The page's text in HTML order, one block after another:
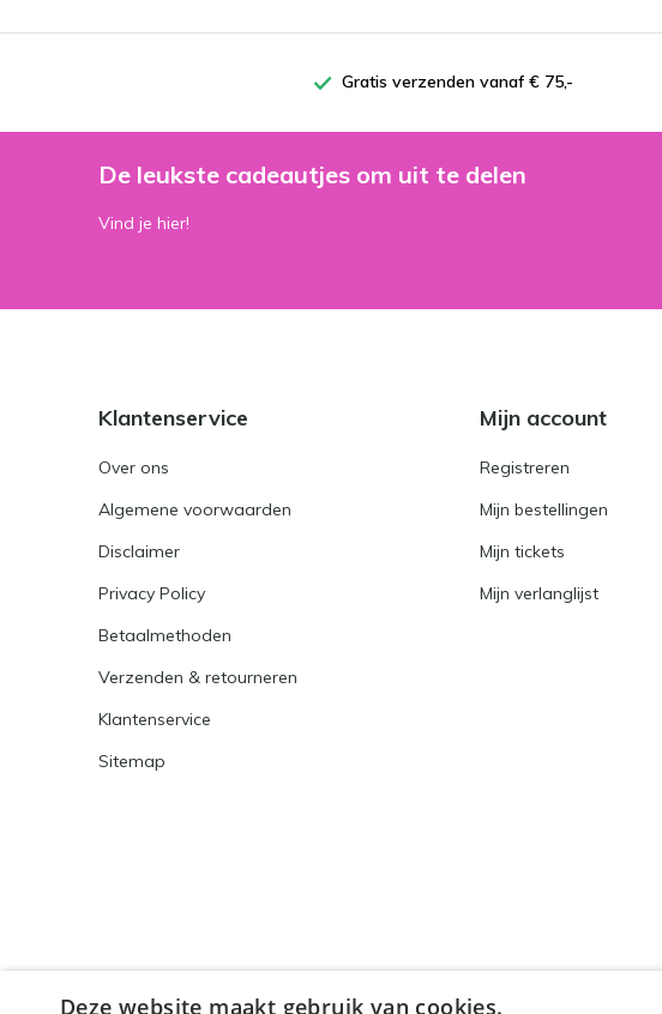
Gratis verzenden vanaf € 75,-
De leukste cadeautjes om uit te delen
Vind je hier!
Klantenservice
Over ons
Algemene voorwaarden
Disclaimer
Privacy Policy
Betaalmethoden
Verzenden & retourneren
Klantenservice
Sitemap
Mijn account
Registreren
Mijn bestellingen
Mijn tickets
Mijn verlanglijst
Deze website maakt gebruik van cookies.